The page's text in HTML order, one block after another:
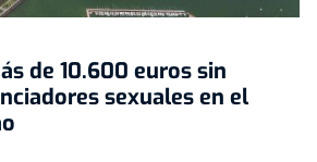
de 10.600 euros sin
sexuales en el